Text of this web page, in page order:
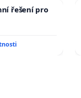
řešení pro